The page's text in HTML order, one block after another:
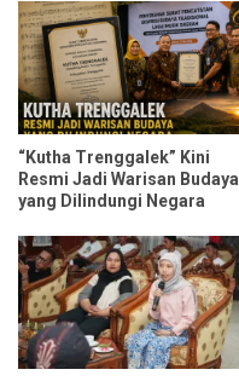
“Kutha Trenggalek” Kini
Resmi Jadi Warisan Budaya
yang Dilindungi Negara